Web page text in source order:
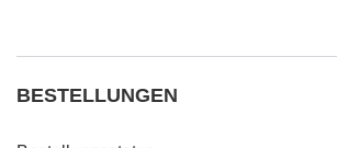
BESTELLUNGEN